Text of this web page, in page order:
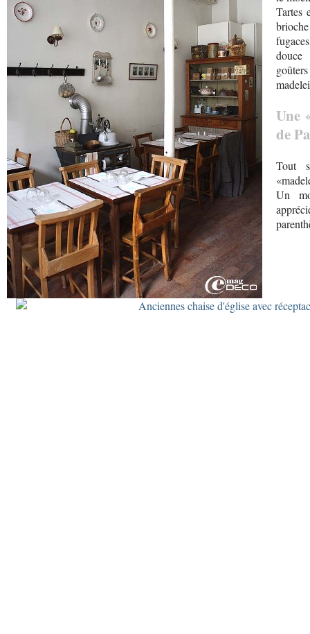
Tartes
douce
Une
de
Tout
Un